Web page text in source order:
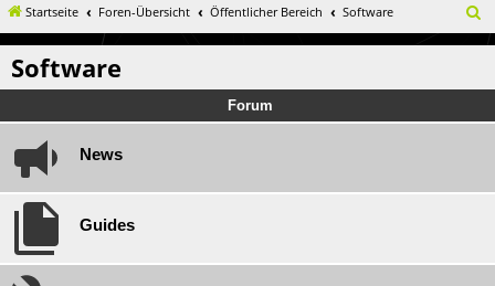
Startseite Foren-Übersicht Öffentlicher Bereich Software
u
Software
Forum
News
Guides